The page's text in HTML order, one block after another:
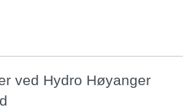
ved Hydro Høyanger